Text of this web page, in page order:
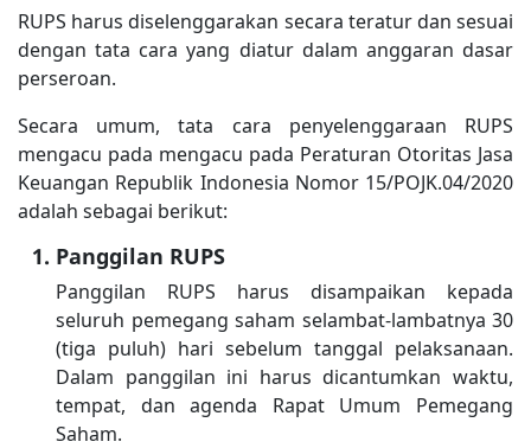
RUPS harus diselenggarakan secara teratur dan sesuai
dengan tata cara yang diatur dalam anggaran dasar
perseroan.
Secara umum, tata cara penyelenggaraan RUPS
mengacu pada mengacu pada Peraturan Otoritas Jasa
Keuangan Republik Indonesia Nomor 15/POJK.04/2020
adalah sebagai berikut:
Panggilan RUPS
Panggilan RUPS harus disampaikan kepada
seluruh pemegang saham selambat-lambatnya 30
(tiga puluh) hari sebelum tanggal pelaksanaan.
Dalam panggilan ini harus dicantumkan waktu,
tempat, dan agenda Rapat Umum Pemegang
Saham.